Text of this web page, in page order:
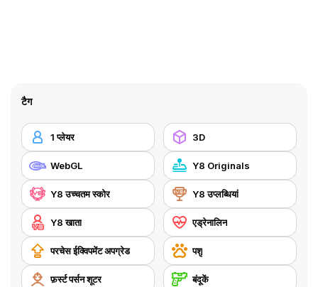
टैग
1 प्लेयर 3D
WebGL Y8 Originals
Y8 उच्चतम स्कोर Y8 उप्लब्धियां
Y8 खाता एड्रेनालिन
परचेस ईक्विपमेंट अपग्रेड पशु
फ़र्स्ट पर्सन शूटर बंदूकें